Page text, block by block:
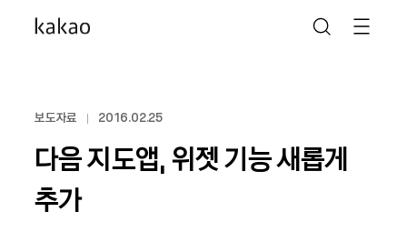
보도자료 2016.02.25
다음 지도앱, 위젯 기능 새롭게
추가